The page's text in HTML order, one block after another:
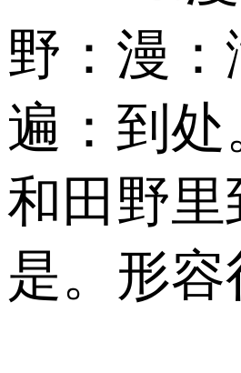
野：漫：
遍：到处
和田野里
是。形容